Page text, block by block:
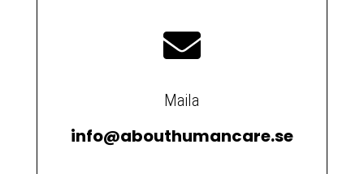

Maila
info@abouthumancare.se